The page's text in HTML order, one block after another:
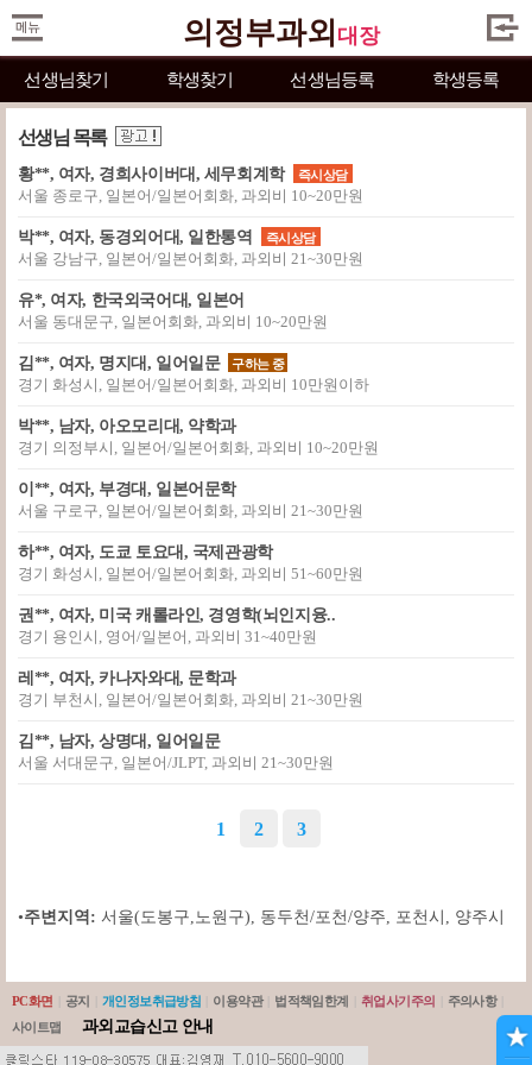
의정부과외 대장
선생님찾기 학생찾기 선생님등록 학생등록
선생님 목록
황**, 여자, 경희사이버대, 세무회계학 즉시상담
서울 종로구, 일본어/일본어회화, 과외비 10~20만원
박**, 여자, 동경외어대, 일한통역 즉시상담
서울 강남구, 일본어/일본어회화, 과외비 21~30만원
유*, 여자, 한국외국어대, 일본어
서울 동대문구, 일본어회화, 과외비 10~20만원
김**, 여자, 명지대, 일어일문 구하는 중
경기 화성시, 일본어/일본어회화, 과외비 10만원이하
박**, 남자, 아오모리대, 약학과
경기 의정부시, 일본어/일본어회화, 과외비 10~20만원
이**, 여자, 부경대, 일본어문학
서울 구로구, 일본어/일본어회화, 과외비 21~30만원
하**, 여자, 도쿄 토요대, 국제관광학
경기 화성시, 일본어/일본어회화, 과외비 51~60만원
권**, 여자, 미국 캐롤라인, 경영학(뇌인지융..
경기 용인시, 영어/일본어, 과외비 31~40만원
레**, 여자, 카나자와대, 문학과
경기 부천시, 일본어/일본어회화, 과외비 21~30만원
김**, 남자, 상명대, 일어일문
서울 서대문구, 일본어/JLPT, 과외비 21~30만원
1 2 3
•주변지역: 서울(도봉구,노원구), 동두천/포천/양주, 포천시 , 양주시
PC화면 공지 개인정보취급방침 이용약관 법적책임한계 취업사기주의 주의사항
사이트맵
과외교습신고 안내